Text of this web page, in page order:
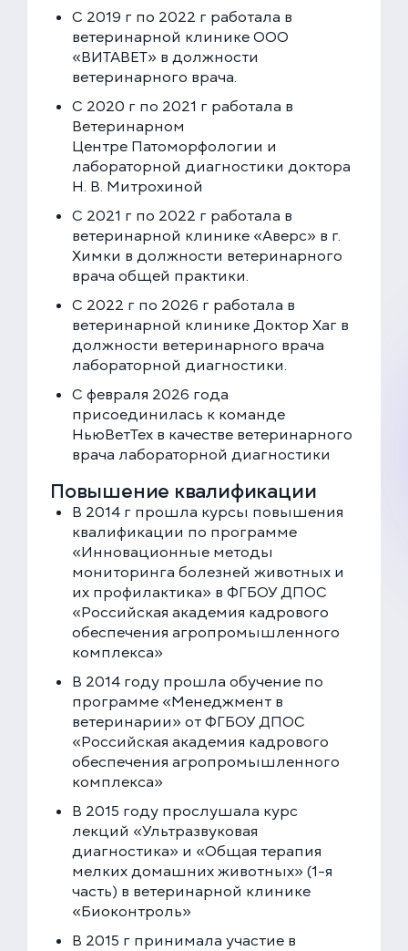
С 2019 г по 2022 г работала в
ветеринарной клинике ООО
«ВИТАВЕТ» в должности
ветеринарного врача.
С 2020 г по 2021 г работала в
Ветеринарном
Центре Патоморфологии и
лабораторной диагностики доктора
Н. В. Митрохиной
С 2021 г по 2022 г работала в
ветеринарной клинике «Аверс» в г.
Химки в должности ветеринарного
врача общей практики.
С 2022 г по 2026 г работала в
ветеринарной клинике Доктор Хаг в
должности ветеринарного врача
лабораторной диагностики.
С февраля 2026 года
присоединилась к команде
НьюВетТех в качестве ветеринарного
врача лабораторной диагностики
Повышение квалификации
В 2014 г прошла курсы повышения
квалификации по программе
«Инновационные методы
мониторинга болезней животных и
их профилактика» в ФГБОУ ДПОС
«Российская академия кадрового
обеспечения агропромышленного
комплекса»
В 2014 году прошла обучение по
программе «Менеджмент в
ветеринарии» от ФГБОУ ДПОС
«Российская академия кадрового
обеспечения агропромышленного
комплекса»
В 2015 году прослушала курс
лекций «Ультразвуковая
диагностика» и «Общая терапия
мелких домашних животных» (1-я
часть) в ветеринарной клинике
«Биоконтроль»
В 2015 г принимала участие в
Соглашаюсь с политикойконфиденциальности
и обработки данных
ЗАКАЗАТЬ ЗВОНОК
ЗАПИСАТЬСЯ НА ПРИЁМ
Многопрофильная клиника на Большой
Серпуховской
Москва, ул. Большая Серпуховская, 62к2
+7 (499) 288-80-36
Круглосуточно
Скоро открытие!
Многопрофильная клиника на Введенского
Москва, ул. Введенского, 24Б
+7 (499) 288-80-36
Клиника на Карамышевской набережной
Москва, Карамышевская наб., 2А
+7 (499) 288-80-36